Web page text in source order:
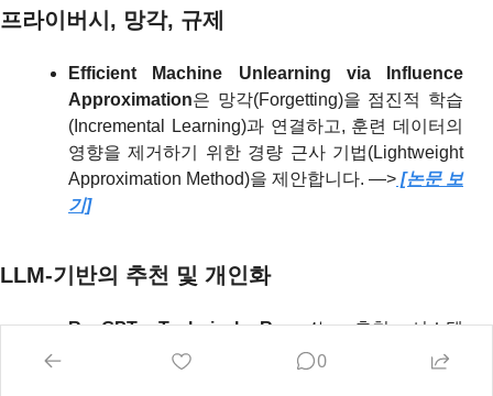
프라이버시, 망각, 규제
Efficient Machine Unlearning via Influence
Approximation은 망각(Forgetting)을 점진적 학습
(Incremental Learning)과 연결하고, 훈련 데이터의
영향을 제거하기 위한 경량 근사 기법(Lightweight
Approximation Method)을 제안합니다. —> [논문 보
기]
LLM-기반의 추천 및 개인화
RecGPT Technical Report는 추천 시스템
(Recommendation Systems)을 사용자 의도(User
0